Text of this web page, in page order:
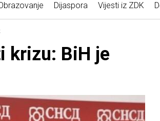
Dijaspora Vijesti iz ZDK
krizu: BiH je